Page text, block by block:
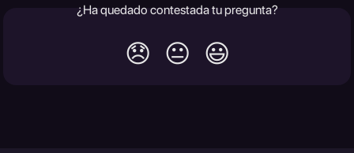
¿Ha quedado contestada tu pregunta?
😞 😐 😃